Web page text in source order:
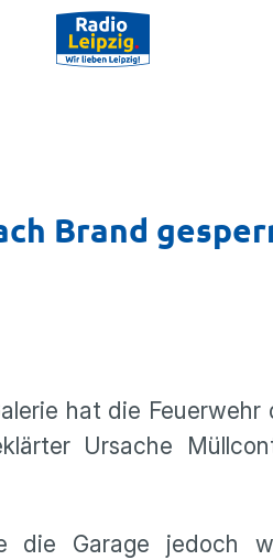
Brand
hat die Feuerwehr
Ursache
die Garage jedoch